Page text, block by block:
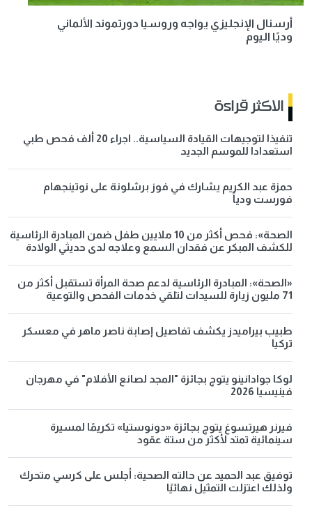
أرسنال الإنجليزي يواجه وروسيا دورتموند الألماني
وديًا اليوم
الاكثر قراءة
تنفيذا لتوجيهات القيادة السياسية.. اجراء 20 ألف فحص طبي
استعدادا للموسم الجديد
حمزة عبد الكريم يشارك في فوز برشلونة على نوتينجهام
فورست ودياً
الصحة»: فحص أكثر من 10 ملايين طفل ضمن المبادرة الرئاسية
للكشف المبكر عن فقدان السمع وعلاجه لدى حديثي الولادة
«الصحة»: المبادرة الرئاسية لدعم صحة المرأة تستقبل أكثر من
71 مليون زيارة للسيدات لتلقي خدمات الفحص والتوعية
طبيب بيراميدز يكشف تفاصيل إصابة ناصر ماهر في معسكر
تركيا
لوكا جوادانينو يتوج بجائزة "المجد لصانع الأفلام" في مهرجان
فينيسيا 2026
فيرنر هيرتسوغ يتوج بجائزة «دونوستيا» تكريمًا لمسيرة
سينمائية تمتد لأكثر من ستة عقود
توفيق عبد الحميد عن حالته الصحية: أجلس على كرسي متحرك
ولذلك اعتزلت التمثيل نهائيًا